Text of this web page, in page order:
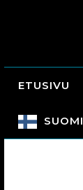
ETUSIVU
SUOMI